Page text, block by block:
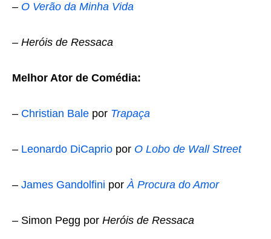
– O Verão da Minha Vida
– Heróis de Ressaca
Melhor Ator de Comédia:
– Christian Bale por Trapaça
– Leonardo DiCaprio por O Lobo de Wall Street
– James Gandolfini porÀ Procura do Amor
– Simon Pegg por Heróis de Ressaca